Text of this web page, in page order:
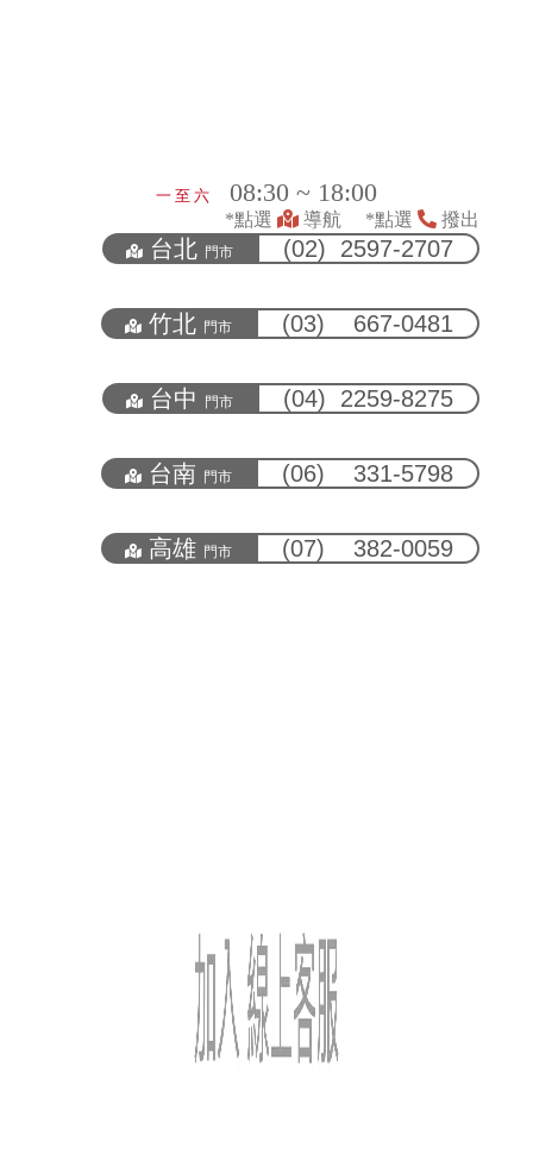
一 至 六 08:30 ~ 18:00
*點選 導航 *點選 撥出
台北 門市 (02) 2597-2707
竹北 門市 (03) 667-0481
台中 門市 (04) 2259-8275
台南 門市 (06) 331-5798
高雄 門市 (07) 382-0059